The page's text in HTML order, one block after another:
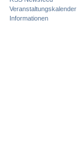
Veranstaltungskalender
Informationen